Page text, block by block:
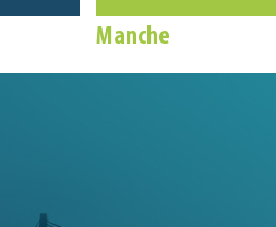
Manche